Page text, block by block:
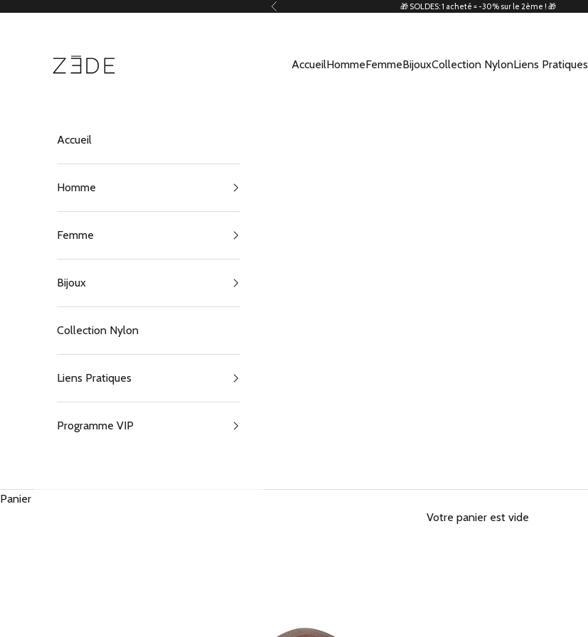
Précédent 🎁 SOLDES: 1 acheté = -30% sur le 2ème ! 🎁
AccueilHommeFemmeBijouxCollection NylonLiens Pratiques
Accueil
Homme
Femme
Bijoux
Collection Nylon
Liens Pratiques
Programme VIP
Panier
Votre panier est vide